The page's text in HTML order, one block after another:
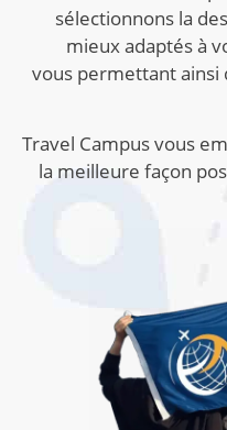
sélectionnons la
mieux adaptés à
vous permettant
Travel Campus vous
la meilleure façon